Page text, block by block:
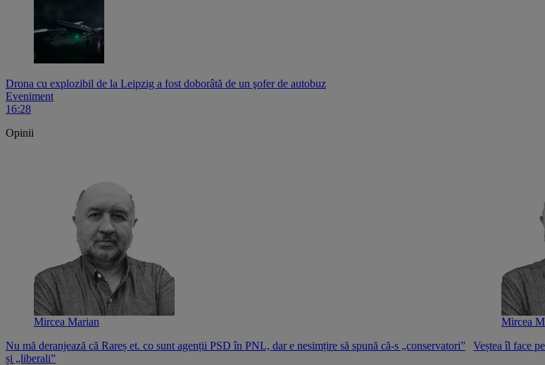
Drona cu explozibil de la Leipzig a fost doborâtă de un şofer de autobuz
Eveniment
16:28
Opinii
Mircea Marian
Nu mă deranjează că Rareș et. co sunt agenții PSD în PNL, dar e nesimțire să spună că-s „conservatori”
și „liberali”
Mircea
Veștea îl face